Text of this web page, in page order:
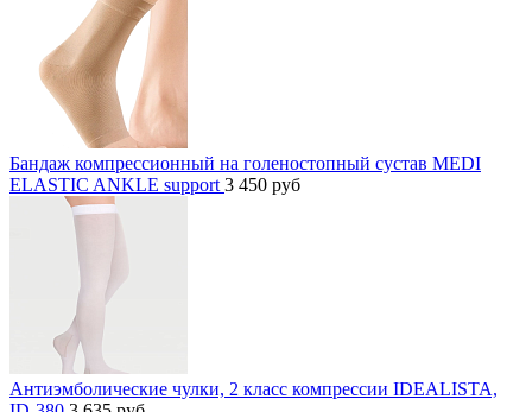
Бандаж компрессионный на голеностопный сустав MEDI
ELASTIC ANKLE support 3 450 руб
Антиэмболические чулки, 2 класс компрессии IDEALISTA,